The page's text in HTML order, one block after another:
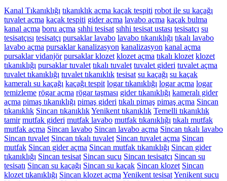
Kanal Tıkanıklığı tıkanıklık açma kaçak tespiti robot ile su kaçağı
tuvalet açma kaçak tespiti gider açma lavabo açma kaçak bulma
kanal açma boru açma sıhhi tesisat sıhhi tesisat ustası tesisatçı su
tesisatçısı tesisatçı pursaklar lavabo lavabo tıkanıklığı tıkalı lavabo
lavabo açma pursaklar kanalizasyon kanalizasyon kanal açma
pursaklar vidanjör pursaklar klozet klozet açma tıkalı klozet klozet
tıkanıklığı pursaklar tuvalet tıkalı tuvalet tuvalet gideri tuvalet açma
tuvalet tıkanıklığı tuvalet tıkanıklık tesisat su kaçağı su kaçak
kameralı su kaçağı kaçağı tespit logar tıkanıklığı logar açma logar
temizleme rögar açma rögar taşması gider tıkanıklığı kameralı gider
açma pimaş tıkanıklığı pimaş gideri tıkalı pimaş pimaş açma Sincan
tıkanıklık Sincan tıkanıklıkYenikent tıkanıklık Temelli tıkanıklık
tamir mutfak gideri mutfak lavabo mutfak tıkanıklığı tıkalı mutfak
mutfak açma Sincan lavabo Sincan lavabo açma Sincan tıkalı lavabo
Sincan tuvalet Sincan tıkalı tuvalet Sincan tuvalet açma Sincan
mutfak Sincan gider açma Sincan mutfak tıkanıklığı Sincan gider
tıkanıklığı Sincan tesisat Sincan sucu Sincan tesisatçı Sincan su
tesisatı Sincan su kaçağı Sincan su kaçak Sincan klozet Sincan
klozet tıkanıklığı Sincan klozet açma Yenikent tesisatYenikent sucu